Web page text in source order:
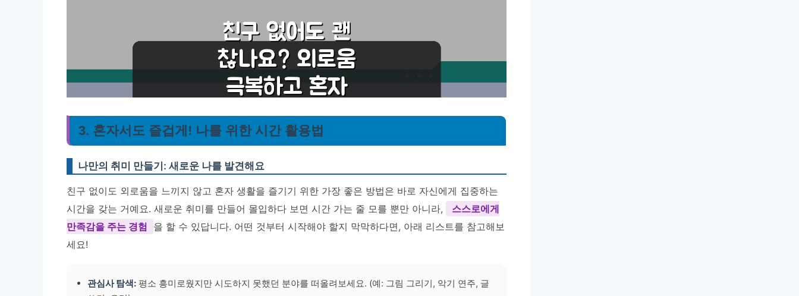
3. 혼자서도 즐겁게! 나를 위한 시간 활용법
나만의 취미 만들기: 새로운 나를 발견해요
친구 없이도 외로움을 느끼지 않고 혼자 생활을 즐기기 위한 가장 좋은 방법은 바로 자신에게 집중하는
시간을 갖는 거예요. 새로운 취미를 만들어 몰입하다 보면 시간 가는 줄 모를 뿐만 아니라,
스스로에게
만족감을 주는 경험
을 할 수 있답니다. 어떤 것부터 시작해야 할지 막막하다면, 아래 리스트를 참고해보
세요!
관심사 탐색: 평소 흥미로웠지만 시도하지 못했던 분야를 떠올려보세요. (예: 그림 그리기, 악기 연주, 글